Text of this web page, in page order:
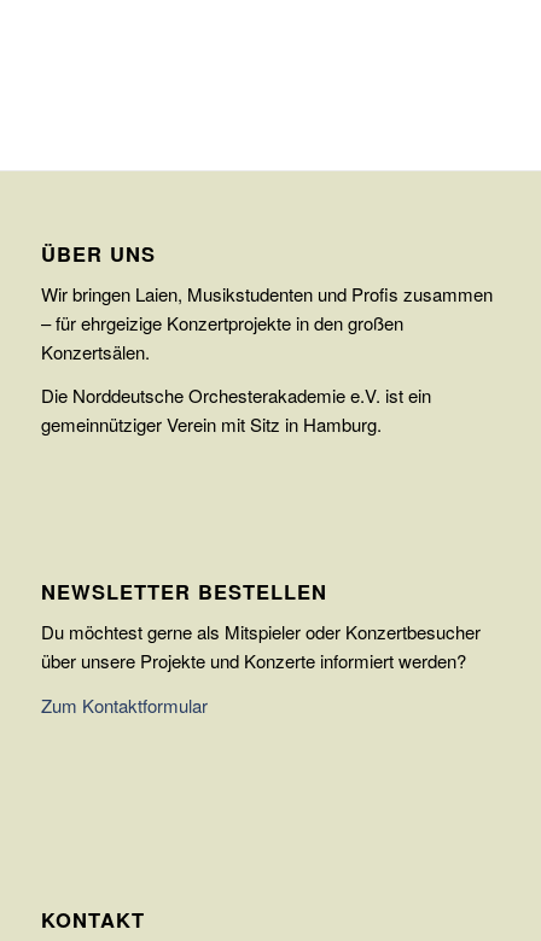
ÜBER UNS
Wir bringen Laien, Musikstudenten und Profis zusammen
– für ehrgeizige Konzertprojekte in den großen
Konzertsälen.
Die Norddeutsche Orchesterakademie e.V. ist ein
gemeinnütziger Verein mit Sitz in Hamburg.
NEWSLETTER BESTELLEN
Du möchtest gerne als Mitspieler oder Konzertbesucher
über unsere Projekte und Konzerte informiert werden?
Zum Kontaktformular
KONTAKT